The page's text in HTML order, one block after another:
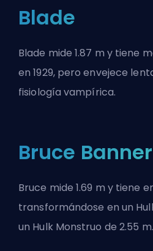
Blade
Blade mide 1.87 m y tiene
en 1929, pero envejece
fisiología vampírica.
Bruce Banner
Bruce mide 1.69 m y tiene
transformándose en un
un Hulk Monstruo de 2.55 m.